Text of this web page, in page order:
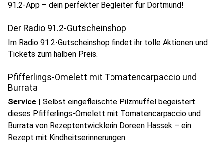
91.2-App – dein perfekter Begleiter für Dortmund!
Der Radio 91.2-Gutscheinshop
Im Radio 91.2-Gutscheinshop findet ihr tolle Aktionen und
Tickets zum halben Preis.
Pfifferlings-Omelett mit Tomatencarpaccio und
Burrata
Service | Selbst eingefleischte Pilzmuffel begeistert
dieses Pfifferlings-Omelett mit Tomatencarpaccio und
Burrata von Rezeptentwicklerin Doreen Hassek – ein
Rezept mit Kindheitserinnerungen.